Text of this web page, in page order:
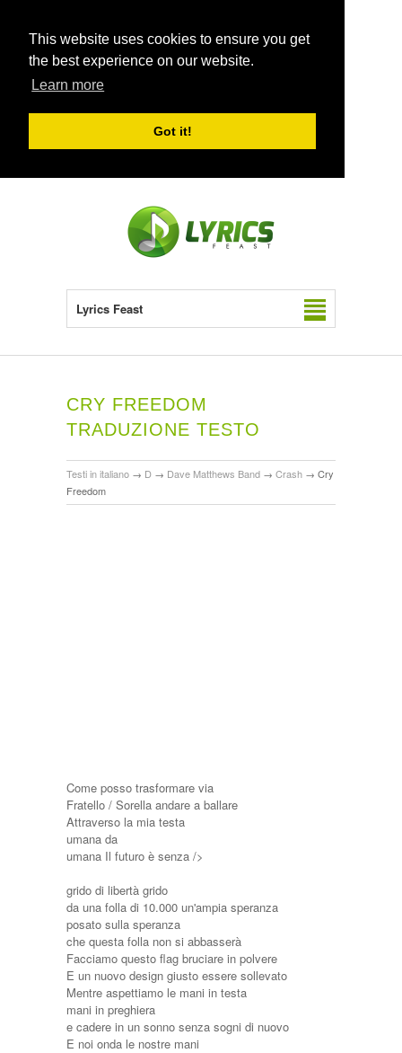
This website uses cookies to ensure you get
the best experience on our website.
Learn more
Got it!
Lyrics Feast
CRY FREEDOM
TRADUZIONE TESTO
Testi in italiano → D → Dave Matthews Band → Crash → Cry
Freedom
Come posso trasformare via
Fratello / Sorella andare a ballare
Attraverso la mia testa
umana da
umana Il futuro è senza />
grido di libertà grido
da una folla di 10.000 un'ampia speranza
posato sulla speranza
che questa folla non si abbasserà
Facciamo questo flag bruciare in polvere
E un nuovo design giusto essere sollevato
Mentre aspettiamo le mani in testa
mani in preghiera
e cadere in un sonno senza sogni di nuovo
E noi onda le nostre mani